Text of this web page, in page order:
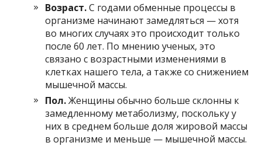
Возраст.С годами обменные процессы в
организме начинают замедляться — хотя
во многих случаях это происходит только
после 60 лет. По мнению ученых, это
связано с возрастными изменениями в
клетках нашего тела, а также со снижением
мышечной массы.
Пол.Женщины обычно больше склонны к
замедленному метаболизму, поскольку у
них в среднем больше доля жировой массы
в организме и меньше — мышечной массы.